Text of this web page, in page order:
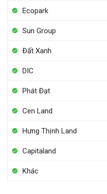
Ecopark
Sun Group
Đất Xanh
DIC
Phát Đạt
Cen Land
Hưng Thịnh Land
Capitaland
Khác